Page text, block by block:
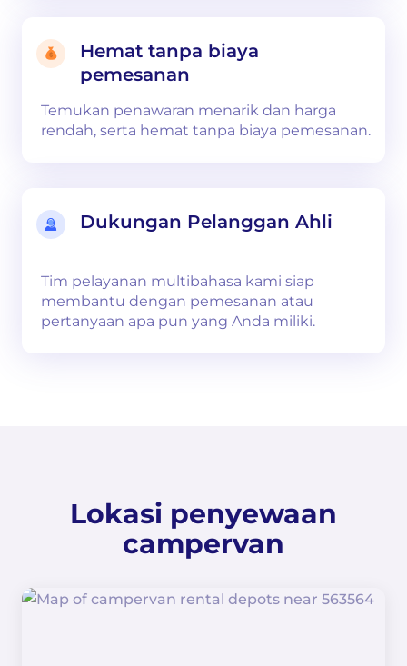
Hemat tanpa biaya
pemesanan
Temukan penawaran menarik dan harga
rendah, serta hemat tanpa biaya pemesanan.
Dukungan Pelanggan Ahli
Tim pelayanan multibahasa kami siap
membantu dengan pemesanan atau
pertanyaan apa pun yang Anda miliki.
Lokasi penyewaan
campervan